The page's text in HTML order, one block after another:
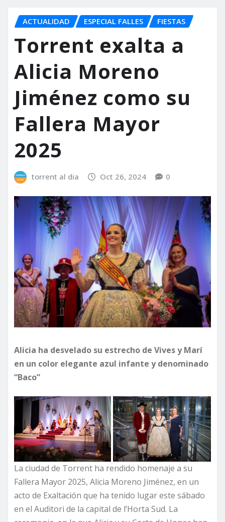
ACTUALIDAD ESPECIAL FALLES FIESTAS
Torrent exalta a
Alicia Moreno
Jiménez como su
Fallera Mayor
2025
torrent al dia Oct 26, 2024 0
Alicia ha desvelado su estrecho de Vives y Marí
en un color elegante azul infante y denominado
“Baco”
La ciudad de Torrent ha rendido homenaje a su
Fallera Mayor 2025, Alicia Moreno Jiménez, en un
acto de Exaltación que ha tenido lugar este sábado
en el Auditori de la capital de l’Horta Sud. La